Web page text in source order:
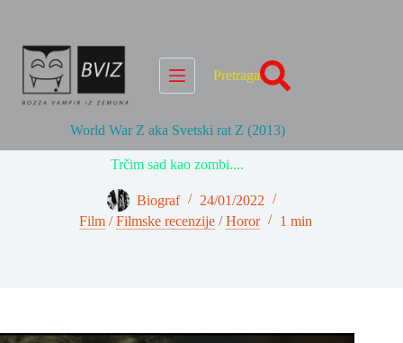
Pretraga
World War Z aka Svetski rat Z (2013)
Trčim sad kao zombi....
Biograf
24/01/2022
Film/Filmske recenzije/Horor 1 min